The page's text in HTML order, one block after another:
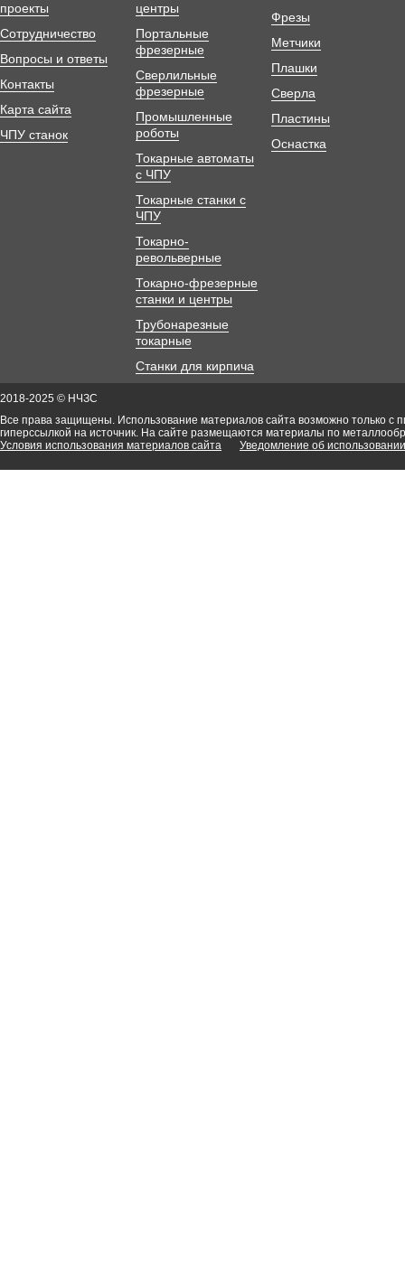
проекты
Сотрудничество
Вопросы и ответы
Контакты
Карта сайта
ЧПУ станок
центры
Портальные
фрезерные
Сверлильные
фрезерные
Промышленные
роботы
Токарные автоматы
с ЧПУ
Токарные станки с
ЧПУ
Токарно-
револьверные
Токарно-фрезерные
станки и центры
Трубонарезные
токарные
Станки для кирпича
Фрезы
Метчики
Плашки
Сверла
Пластины
Оснастка
2018-2025 © НЧЗС
Все права защищены. Использование материалов сайта возможно только с
гиперссылкой на источник. На сайте размещаются материалы по
Условия использования материалов сайта
Уведомление об